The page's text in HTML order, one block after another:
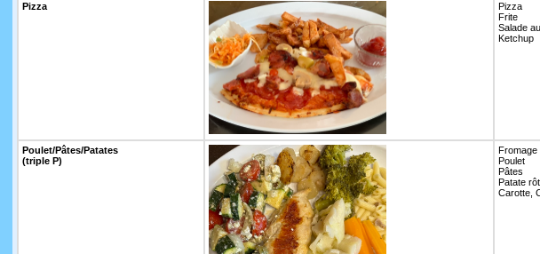
Pizza
Pizza
Frite
Salade
Ketchup
Poulet/Pâtes/Patates
(triple P)
Fromage
Poulet
Pâtes
Patate
Carotte,